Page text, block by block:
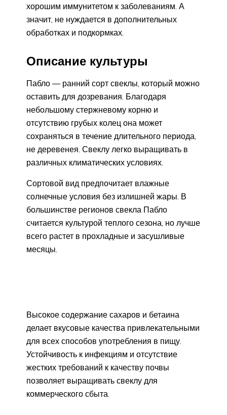
хорошим иммунитетом к заболеваниям. А
значит, не нуждается в дополнительных
обработках и подкормках.
Описание культуры
Пабло — ранний сорт свеклы, который можно
оставить для дозревания. Благодаря
небольшому стержневому корню и
отсутствию грубых колец она может
сохраняться в течение длительного периода,
не деревенея. Свеклу легко выращивать в
различных климатических условиях.
Сортовой вид предпочитает влажные
солнечные условия без излишней жары. В
большинстве регионов свекла Пабло
считается культурой теплого сезона, но лучше
всего растет в прохладные и засушливые
месяцы.
Высокое содержание сахаров и бетаина
делает вкусовые качества привлекательными
для всех способов употребления в пищу.
Устойчивость к инфекциям и отсутствие
жестких требований к качеству почвы
позволяет выращивать свеклу для
коммерческого сбыта.